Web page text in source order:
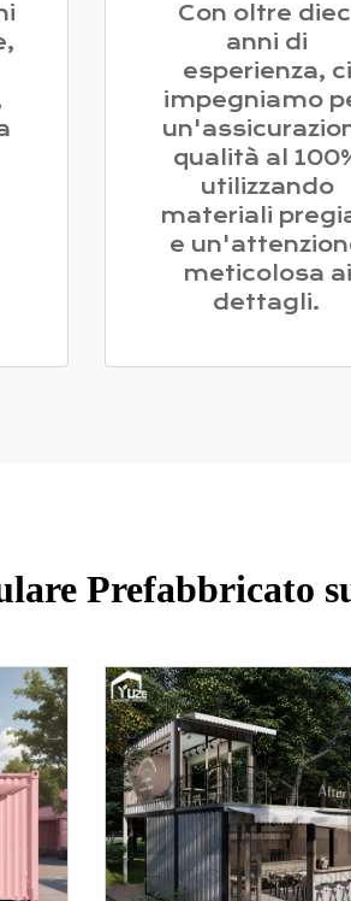
Con oltre
anni di
esperienza, ci
impegniamo
qualità al
utilizzando
materiali
e
meticolosa ai
dettagli.
Prefabbricato